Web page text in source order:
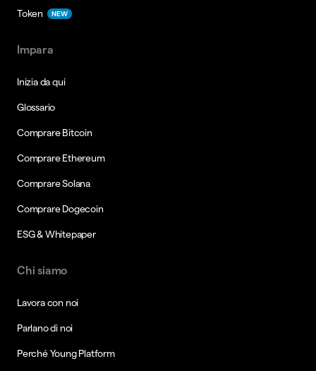
Token NEW
Impara
Inizia da qui
Glossario
Comprare Bitcoin
Comprare Ethereum
Comprare Solana
Comprare Dogecoin
ESG & Whitepaper
Chi siamo
Lavora con noi
Parlano di noi
Perché Young Platform